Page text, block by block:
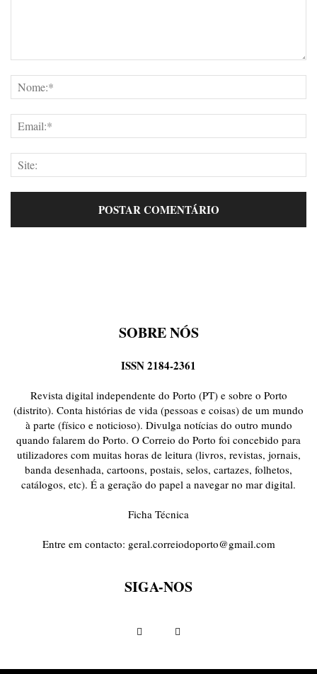
SOBRE NÓS
ISSN 2184-2361
Revista digital independente do Porto (PT) e sobre o Porto
(distrito). Conta histórias de vida (pessoas e coisas) de um mundo
à parte (físico e noticioso). Divulga notícias do outro mundo
quando falarem do Porto. O Correio do Porto foi concebido para
utilizadores com muitas horas de leitura (livros, revistas, jornais,
banda desenhada, cartoons, postais, selos, cartazes, folhetos,
catálogos, etc). É a geração do papel a navegar no mar digital.
Ficha Técnica
Entre em contacto: geral.correiodoporto@gmail.com
SIGA-NOS